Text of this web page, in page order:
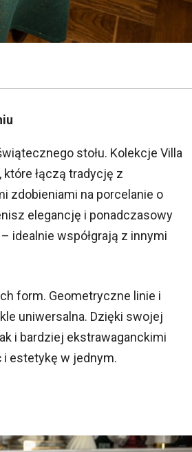
stołu. Kolekcje Villa
łączą tradycję z
zdobieniami na porcelanie o
elegancję i ponadczasowy
idealnie współgrają z innymi
form. Geometryczne linie i
uniwersalna. Dzięki swojej
i bardziej ekstrawaganckimi
i estetykę w jednym.